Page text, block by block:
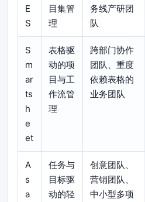
E
S
目集管
理
务线产研团
队
S
m
ar
ts
h
e
et
表格驱
动的项
目与工
作流管
理
跨部门协作
团队、重度
依赖表格的
业务团队
A
s
a
任务与
目标驱
动的轻
创意团队、
营销团队、
中小型多项